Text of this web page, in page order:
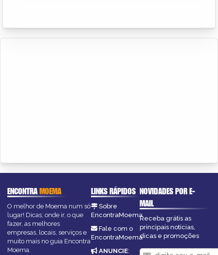
ENCONTRAMOEMA
O melhor de Moema num só
lugar! Dicas, onde ir, o que
fazer, as melhores
empresas, locais, serviços e
muito mais no guia Encontra
Moema.
LINKS RÁPIDOS
Sobre
EncontraMoema
Fale com o
EncontraMoema
ANUNCIE:
NOVIDADES POR E-
MAIL
Receba grátis as
principais notícias,
dicas e promoções